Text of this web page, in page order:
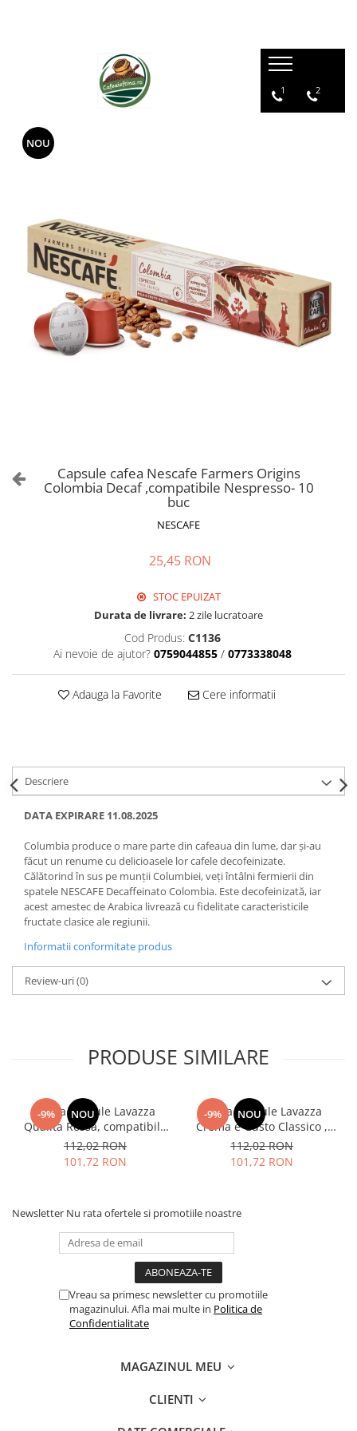
1 2
NOU
Capsule cafea Nescafe Farmers Origins
Colombia Decaf ,compatibile Nespresso- 10
buc
NESCAFE
25,45 RON
STOC EPUIZAT
Durata de livrare: 2 zile lucratoare
Cod Produs: C1136
Ai nevoie de ajutor? 0759044855 / 0773338048
Adauga la Favorite Cere informatii
Descriere
DATA EXPIRARE 11.08.2025
Columbia produce o mare parte din cafeaua din lume, dar și-au
făcut un renume cu delicioasele lor cafele decofeinizate.
Călătorind în sus pe munții Columbiei, veți întâlni fermierii din
spatele NESCAFE Decaffeinato Colombia. Este decofeinizată, iar
acest amestec de Arabica livrează cu fidelitate caracteristicile
fructate clasice ale regiunii.
Informatii conformitate produs
Review-uri(0)
PRODUSE SIMILARE
-9% NOU
Cafea capsule Lavazza
Qualita Rossa, compatibile
Nespresso, 80 buc
112,02 RON
101,72 RON
-9% NOU
Cafea capsule Lavazza
Crema e Gusto Classico ,
compatibile Nespresso, 80
buc
112,02 RON
101,72 RON
Newsletter Nu rata ofertele si promotiile noastre
Vreau sa primesc newsletter cu promotiile
magazinului. Afla mai multe in Politica de
Confidentialitate
MAGAZINUL MEU
CLIENTI